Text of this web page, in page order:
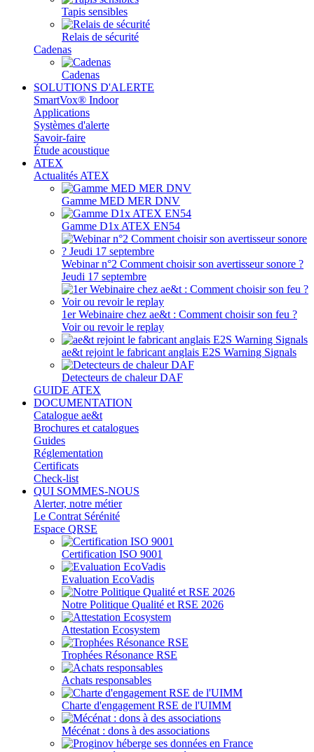
Tapis sensibles
Relais de sécurité
Cadenas
Cadenas
SOLUTIONS D'ALERTE
SmartVox® Indoor
Applications
Systèmes d'alerte
Savoir-faire
Étude acoustique
ATEX
Actualités ATEX
Gamme MED MER DNV
Gamme D1x ATEX EN54
Webinar n°2 Comment choisir son avertisseur sonore ?
Jeudi 17 septembre
1er Webinaire chez ae&t : Comment choisir son feu ?
Voir ou revoir le replay
ae&t rejoint le fabricant anglais E2S Warning Signals
Detecteurs de chaleur DAF
GUIDE ATEX
DOCUMENTATION
Catalogue ae&t
Brochures et catalogues
Guides
Réglementation
Certificats
Check-list
QUI SOMMES-NOUS
Alerter, notre métier
Le Contrat Sérénité
Espace QRSE
Certification ISO 9001
Evaluation EcoVadis
Notre Politique Qualité et RSE 2026
Attestation Ecosystem
Trophées Résonance RSE
Achats responsables
Charte d'engagement RSE de l'UIMM
Mécénat : dons à des associations